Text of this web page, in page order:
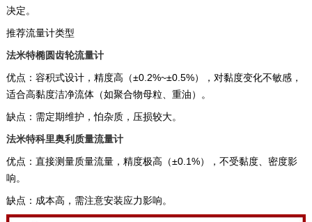
决定。
推荐流量计类型
法米特‌椭圆齿轮流量计‌
优点：容积式设计，精度高（±0.2%~±0.5%），对黏度变化不敏感，
适合高黏度洁净流体（如聚合物母粒、重油）。 ‌
缺点：需定期维护，怕杂质，压损较大。 ‌
法米特‌科里奥利质量流量计‌
优点：直接测量质量流量，精度极高（±0.1%），不受黏度、密度影
响。 ‌
缺点：成本高，需注意安装应力影响。 ‌